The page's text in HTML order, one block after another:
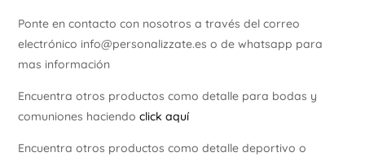
Ponte en contacto con nosotros a través del correo
electrónico info@personalizzate.es o de whatsapp para
mas información
Encuentra otros productos como detalle para bodas y
comuniones haciendo click aquí
Encuentra otros productos como detalle deportivo o